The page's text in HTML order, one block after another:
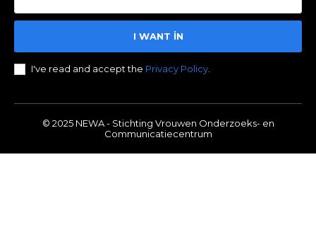
I WANT IN
I've read and accept the Privacy Policy
© 2025 NEWA - Stichting Vrouwen Onderzoeks- en
Communicatiecentrum